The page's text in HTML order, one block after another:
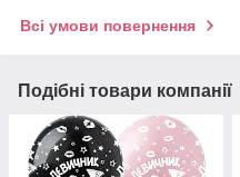
Всі умови повернення
Подібні товари компанії